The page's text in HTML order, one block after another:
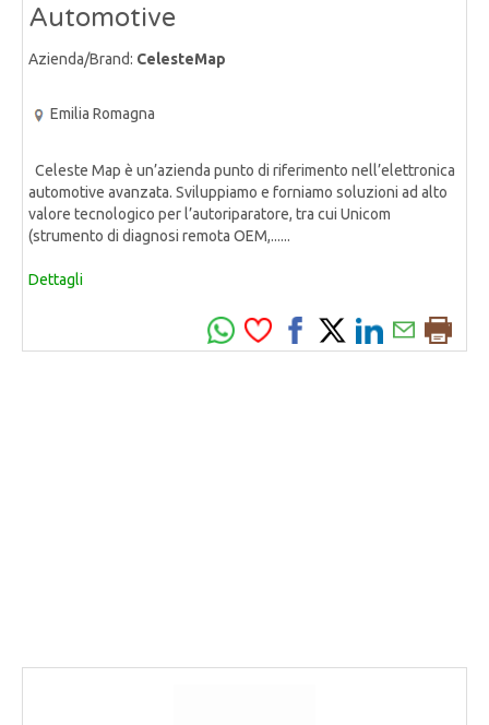
Automotive
Azienda/Brand: CelesteMap
Emilia Romagna
Celeste Map è un’azienda punto di riferimento nell’elettronica
automotive avanzata. Sviluppiamo e forniamo soluzioni ad alto
valore tecnologico per l’autoriparatore, tra cui Unicom
(strumento di diagnosi remota OEM,......
Dettagli